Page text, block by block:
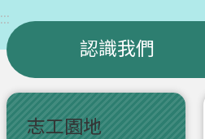
:::
認識我們
:::
志工園地